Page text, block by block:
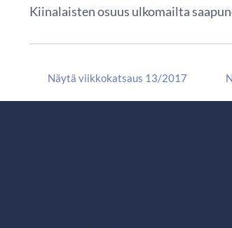
Kiinalaisten osuus ulkomailta
Näytä viikkokatsaus 13/2017